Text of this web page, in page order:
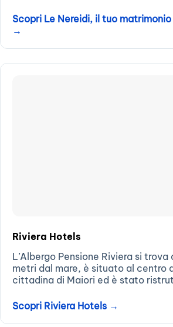
l’intero Golfo di Amalfi, sorge “Le
struttura dal fascino maestoso, con
Scopri Le Nereidi, il tuo
→
Riviera Hotels
L’Albergo Pensione Riviera si trova
metri dal mare, è situato al centro
cittadina di Maiori ed è stato
autobus della SITA, con cui...
Scopri Riviera Hotels →